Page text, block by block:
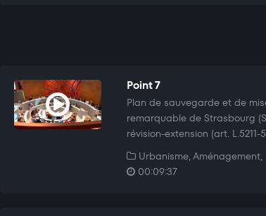
Point 7
Plan de sauvegarde et de
remarquable de Strasbourg
révision-extension (art. L.5211-
Urbanisme, Aménagement,
00:09:37